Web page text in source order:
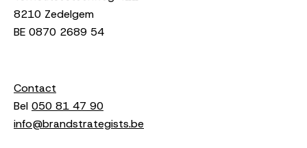
8210 Zedelgem
BE 0870 2689 54
Contact
Bel 050 81 47 90
info@brandstrategists.be